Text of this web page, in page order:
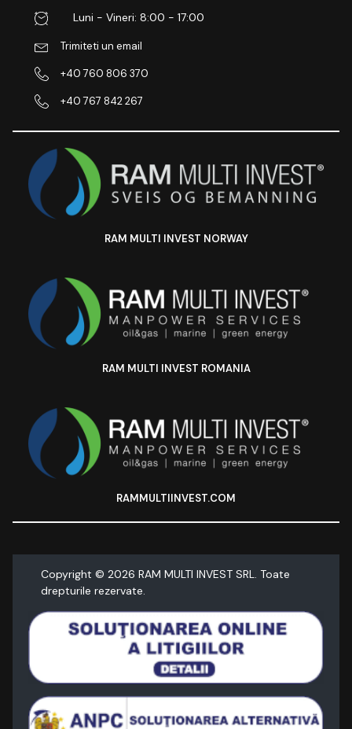
Luni - Vineri: 8:00 - 17:00
Trimiteti un email
+40 760 806 370
+40 767 842 267
RAM MULTI INVEST NORWAY
RAM MULTI INVEST ROMANIA
RAMMULTIINVEST.COM
Copyright © 2026 RAM MULTI INVEST SRL. Toate
drepturile rezervate.